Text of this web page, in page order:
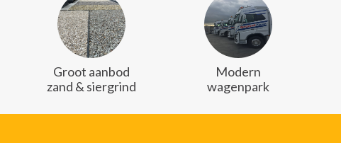
Groot aanbod
zand & siergrind
Modern
wagenpark